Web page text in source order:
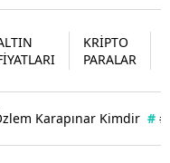
Trabzon
Tunceli
Uşak
KRİPTO
PARALAR
Karapınar Kimdir #